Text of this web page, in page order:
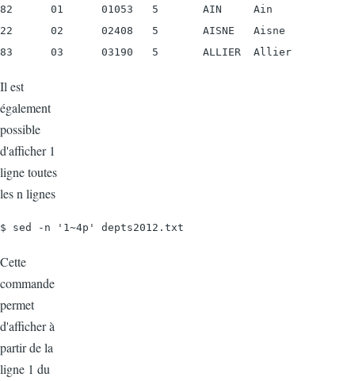
82      01      01053   5       AIN     Ain
22      02      02408   5       AISNE   Aisne
83      03      03190   5       ALLIER  Allier
Il est
également
possible
d'afficher 1
ligne toutes
les n lignes
$ sed -n '1~4p' depts2012.txt
Cette
commande
permet
d'afficher à
partir de la
ligne 1 du